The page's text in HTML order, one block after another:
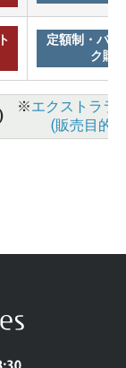
定額制・バリ
ク購
※エクストララ
(販売目的